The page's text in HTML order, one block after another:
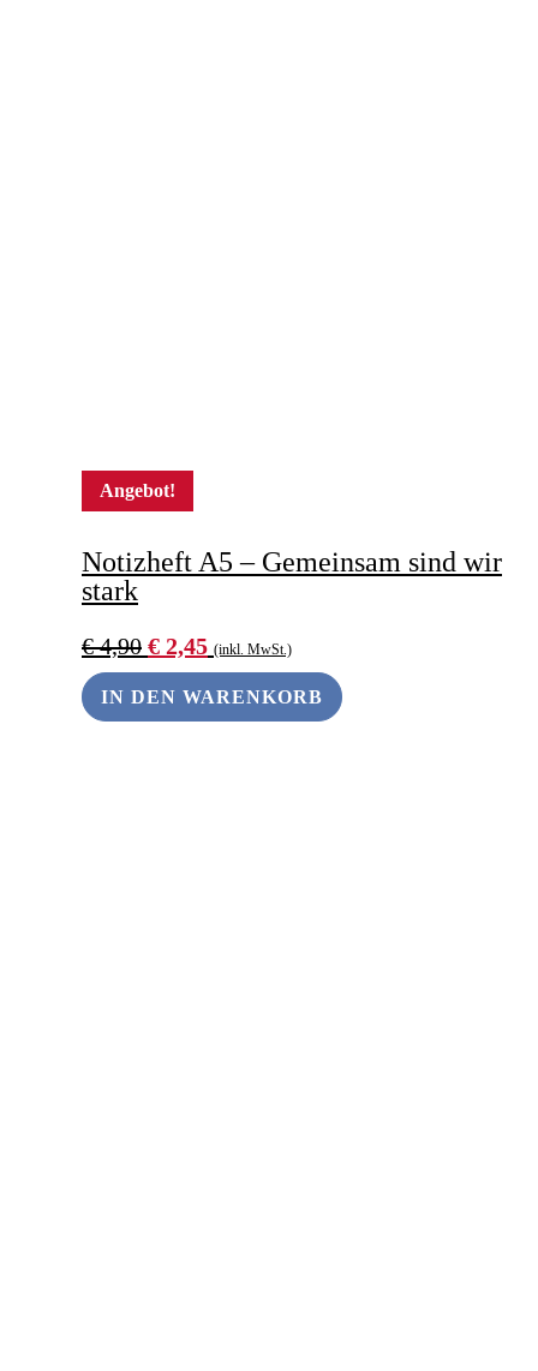
Angebot!
Notizheft A5 – Gemeinsam sind wir
stark
€4,90 Ursprünglicher
Preis
war:
€ 4,90
€ 2,45Aktueller
Preis
ist:
€ 2,45.
(inkl. MwSt.)
IN DEN WARENKORB